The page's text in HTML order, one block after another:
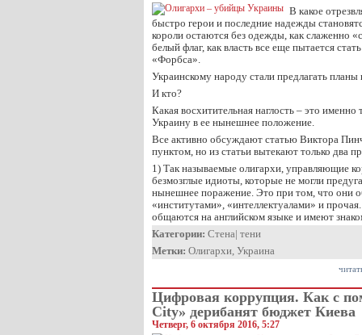
В какое
быстро герои и последние надежды
короли остаются без одежды, как слаженно
белый флаг, как власть все еще пытается
«Форбса».
Украинскому народу стали предлагать
И кто?
Какая восхитительная наглость – это
Украину в ее нынешнее положение.
Все активно обсуждают статью Виктора
пунктом, но из статьи вытекают только два
1) Так называемые олигархи, управляющие
безмозглые идиоты, которые не могли
нынешнее поражение. Это при том, что они
«институтами», «интеллектуалами» и
общаются на английском языке и имеют
Категории: Стена| тени
Метки: Олигархи, Украина
Цифровая коррупция. Как с
City» дерибанят бюджет Киева
Четверг, 6 октября 2016, 5:27